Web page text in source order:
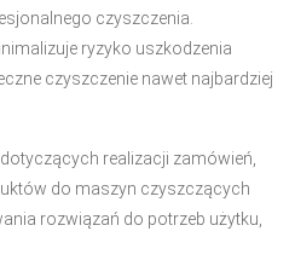
czyszczenia.
ryzyko uszkodzenia
czyszczenie nawet najbardziej
realizacji zamówień,
do maszyn czyszczących
rozwiązań do potrzeb użytku,